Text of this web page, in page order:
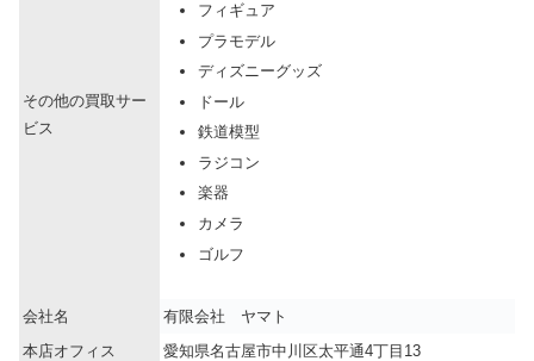
その他の買取サー
ビス
フィギュア
プラモデル
ディズニーグッズ
ドール
鉄道模型
ラジコン
楽器
カメラ
ゴルフ
会社名
有限会社 ヤマト
本店オフィス
愛知県名古屋市中川区太平通4丁目13